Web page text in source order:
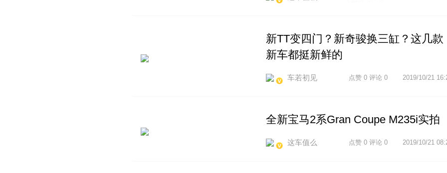
新TT变四门？新奇骏换三缸？这几款
新车都挺新鲜的
车若初见 2019/10/21
点赞 0 评论 0
全新宝马2系Gran Coupe M235i实拍
这车值么 2019/10/21
点赞 0 评论 0